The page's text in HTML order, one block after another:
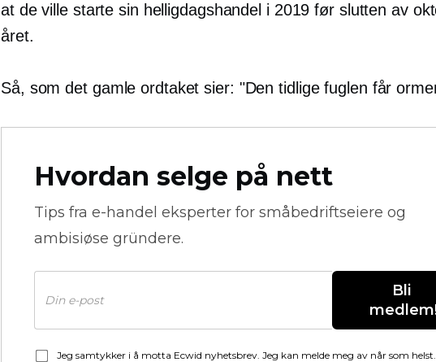
at de ville starte sin helligdagshandel i 2019 før slutten av
året.
Så, som det gamle ordtaket sier: "Den tidlige fuglen får
Hvordan selge på nett
Tips fra e-handel eksperter for småbedriftseiere og
ambisiøse gründere.
Bli
Jeg samtykker i å motta Ecwid nyhetsbrev. Jeg kan melde meg av når som helst.